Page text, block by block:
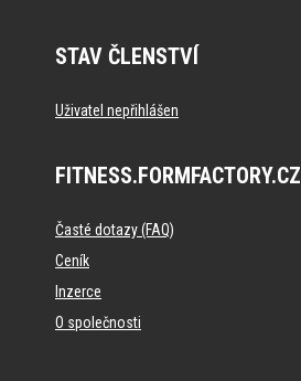
STAV ČLENSTVÍ
Uživatel nepřihlášen
FITNESS.FORMFACTORY.CZ
Časté dotazy (FAQ)
Ceník
Inzerce
O společnosti